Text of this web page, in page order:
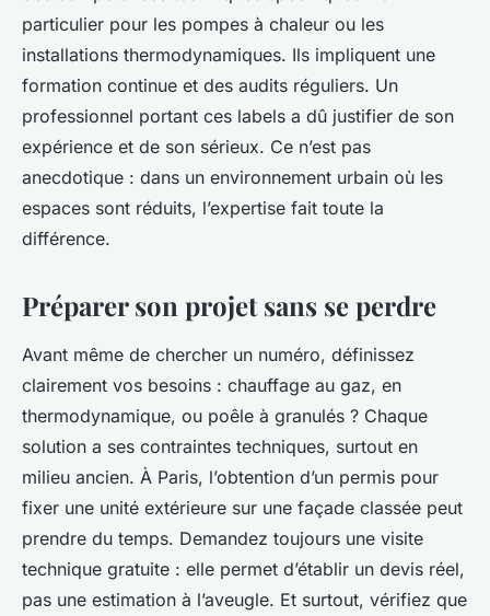
particulier pour les pompes à chaleur ou les
installations thermodynamiques. Ils impliquent une
formation continue et des audits réguliers. Un
professionnel portant ces labels a dû justifier de son
expérience et de son sérieux. Ce n’est pas
anecdotique : dans un environnement urbain où les
espaces sont réduits, l’expertise fait toute la
différence.
Préparer son projet sans se perdre
Avant même de chercher un numéro, définissez
clairement vos besoins : chauffage au gaz, en
thermodynamique, ou poêle à granulés ? Chaque
solution a ses contraintes techniques, surtout en
milieu ancien. À Paris, l’obtention d’un permis pour
fixer une unité extérieure sur une façade classée peut
prendre du temps. Demandez toujours une visite
technique gratuite : elle permet d’établir un devis réel,
pas une estimation à l’aveugle. Et surtout, vérifiez que